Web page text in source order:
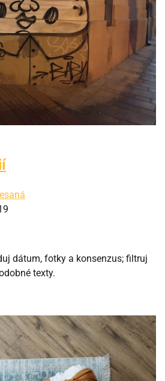
dátum, fotky a konsenzus; filtruj
texty.